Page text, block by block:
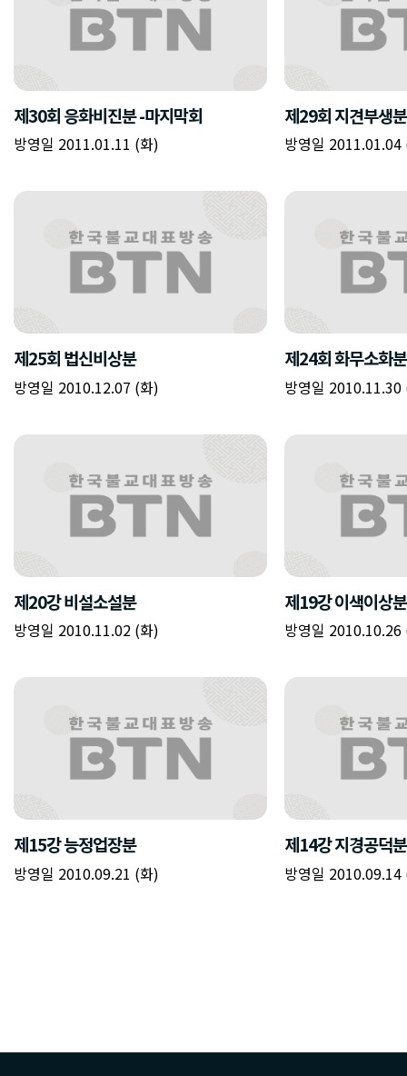
제30회 응화비진분 -마지막회
방영일 2011.01.11 (화)
제29회 지견부생분
방영일 2011.01.04
제25회 법신비상분
방영일 2010.12.07 (화)
제24회 화무소화분
방영일 2010.11.30
제20강 비설소설분
방영일 2010.11.02 (화)
제19강 이색이상분
방영일 2010.10.26
제15강 능정업장분
방영일 2010.09.21 (화)
제14강 지경공덕분
방영일 2010.09.14